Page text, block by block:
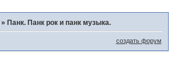
» Панк. Панк рок и панк музыка.
создать форум